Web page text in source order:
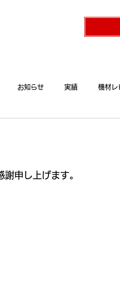
お知らせ 実績 機材レ
申し上げます。